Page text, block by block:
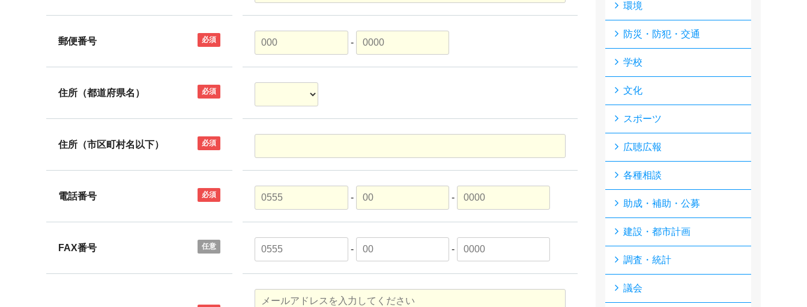
郵便番号 必須 -
住所（都道府県名） 必須
住所（市区町村名以下） 必須
電話番号 必須 - -
FAX番号 任意 - -
環境
防災・防犯・交通
学校
文化
スポーツ
広聴広報
各種相談
助成・補助・公募
建設・都市計画
調査・統計
議会